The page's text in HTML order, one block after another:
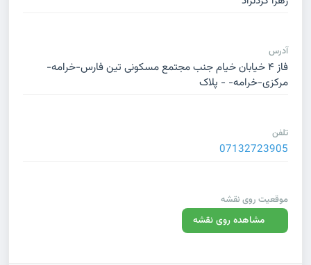
آدرس
فاز ۴ خیابان خیام جنب مجتمع مسکونی تین فارس-خرامه-
مرکزی-خرامه- - پلاک
تلفن
07132723905
موقعیت روی نقشه
مشاهده روی نقشه